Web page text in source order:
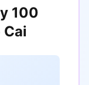
100
Cai